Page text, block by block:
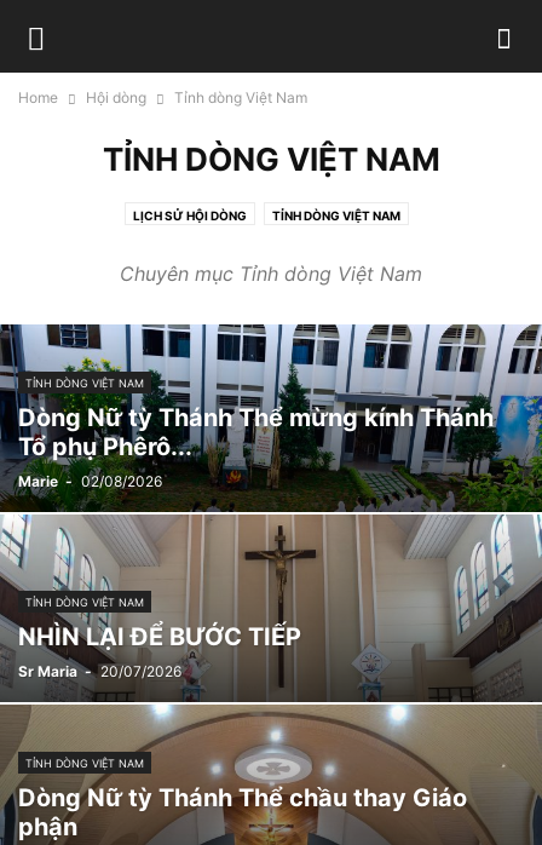
Home Hội dòng Tỉnh dòng Việt Nam
TỈNH DÒNG VIỆT NAM
LỊCH SỬ HỘI DÒNG TỈNH DÒNG VIỆT NAM
Chuyên mục Tỉnh dòng Việt Nam
TỈNH DÒNG VIỆT NAM
Dòng Nữ tỳ Thánh Thể mừng kính Thánh
Tổ phụ Phêrô...
Marie - 02/08/2026
TỈNH DÒNG VIỆT NAM
NHÌN LẠI ĐỂ BƯỚC TIẾP
Sr Maria - 20/07/2026
TỈNH DÒNG VIỆT NAM
Dòng Nữ tỳ Thánh Thể chầu thay Giáo
phận